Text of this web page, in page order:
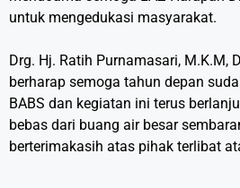
untuk mengedukasi masyarakat.
Drg. Hj. Ratih Purnamasari, M.K.M,
berharap semoga tahun depan
BABS dan kegiatan ini terus
bebas dari buang air besar
berterimakasih atas pihak terlibat